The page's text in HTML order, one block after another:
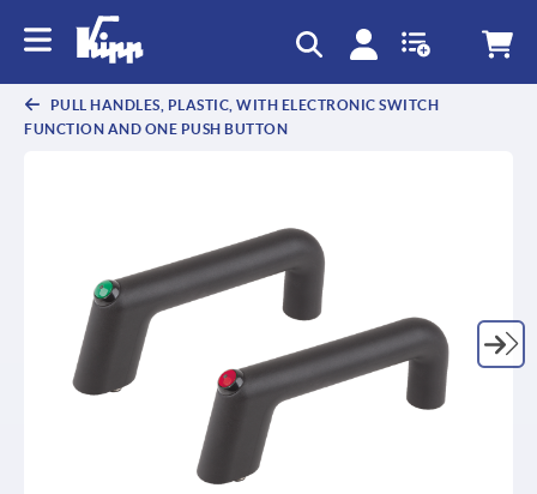
PULL HANDLES, PLASTIC, WITH ELECTRONIC SWITCH
FUNCTION AND ONE PUSH BUTTON